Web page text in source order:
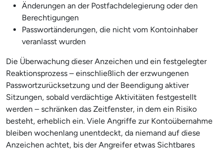
Änderungen an der Postfachdelegierung oder den
Berechtigungen
Passwortänderungen, die nicht vom Kontoinhaber
veranlasst wurden
Die Überwachung dieser Anzeichen und ein festgelegter
Reaktionsprozess – einschließlich der erzwungenen
Passwortzurücksetzung und der Beendigung aktiver
Sitzungen, sobald verdächtige Aktivitäten festgestellt
werden – schränken das Zeitfenster, in dem ein Risiko
besteht, erheblich ein. Viele Angriffe zur Kontoübernahme
bleiben wochenlang unentdeckt, da niemand auf diese
Anzeichen achtet, bis der Angreifer etwas Sichtbares